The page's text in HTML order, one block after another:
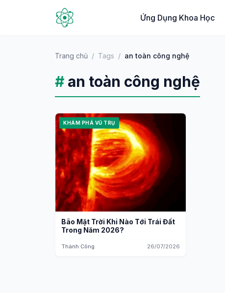
Ứng Dụng Khoa Học
Trang chủ / Tags / an toàn công nghệ
# an toàn công nghệ
KHÁM PHÁ VŨ TRỤ
Bão Mặt Trời Khi Nào Tới Trái Đất
Trong Năm 2026?
Thành Công 26/07/2026